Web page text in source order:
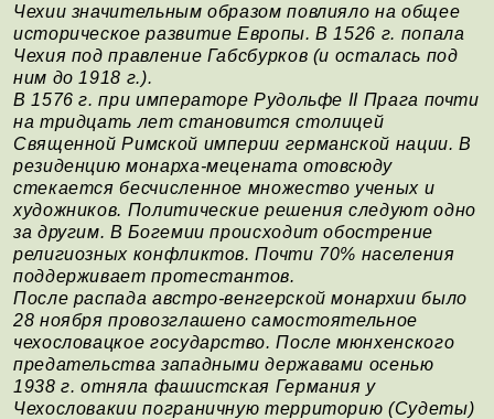
Чехии значительным образом повлияло на общее
историческое развитие Европы. В 1526 г. попала
Чехия под правление Габсбурков (и осталась под
ним до 1918 г.).
В 1576 г. при императоре Рудольфе II Прага почти
на тридцать лет становится столицей
Священной Римской империи германской нации. В
резиденцию монарха-мецената отовсюду
стекается бесчисленное множество ученых и
художников. Политические решения следуют одно
за другим. В Богемии происходит обострение
религиозных конфликтов. Почти 70% населения
поддерживает протестантов.
После распада австро-венгерской монархии было
28 ноября провозглашено самостоятельное
чехословацкое государство. После мюнхенского
предательства западными державами осенью
1938 г. отняла фашистская Германия у
Чехословакии пограничную территорию (Судеты)